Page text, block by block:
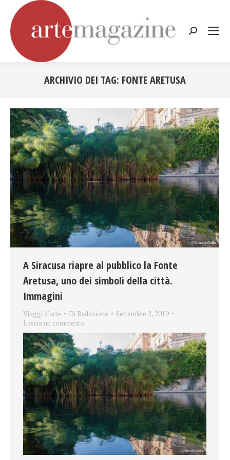
Cerca:
ARCHIVIO DEI TAG: FONTE ARETUSA
A Siracusa riapre al pubblico la Fonte
Aretusa, uno dei simboli della città.
Immagini
Viaggi d'arte Di Redazione
Settembre 2, 2019
Lascia un commento